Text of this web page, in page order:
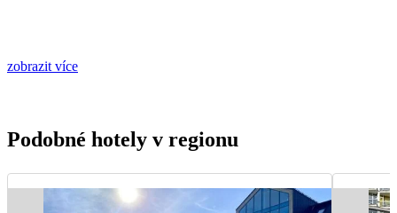
zobrazit více
Podobné hotely v regionu